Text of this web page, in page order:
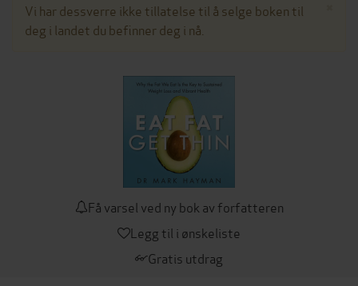
Vi har dessverre ikke tillatelse til å selge boken til
deg i landet du befinner deg i nå.
Få varsel ved ny bok av forfatteren
Legg til i ønskeliste
Gratis utdrag